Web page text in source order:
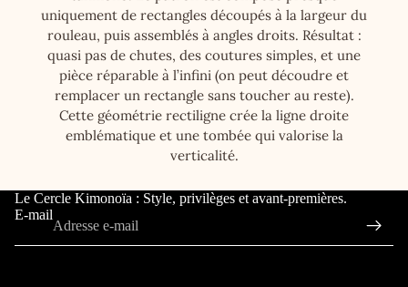
uniquement de rectangles découpés à la largeur du
rouleau, puis assemblés à angles droits. Résultat :
quasi pas de chutes, des coutures simples, et une
pièce réparable à l’infini (on peut découdre et
remplacer un rectangle sans toucher au reste).
Cette géométrie rectiligne crée la ligne droite
emblématique et une tombée qui valorise la
verticalité.
Le Cercle Kimonoïa : Style, privilèges et avant-premières.
E-mail